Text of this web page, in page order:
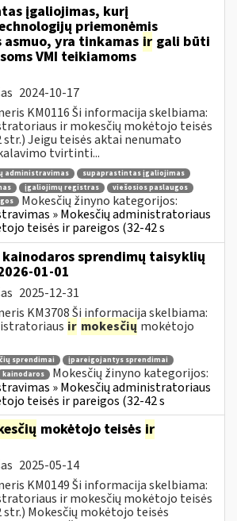
įgaliojimas, kurį
priemonėmis
yra tinkamas ir gali būti
VMI teikiamoms
2024-10-17
KM0116 Ši informacija skelbiama:
ir mokesčių mokėtojo teisės
str.) Jeigu teisės aktai nenumato
tvirtinti...
administravimas
supaprastintas įgaliojimas
įgaliojimų registras
viešosios paslaugos
Mokesčių žinyno kategorijos:
» Mokesčių administratoriaus
teisės ir pareigos (32-42 s
sprendimų taisyklių
01-01
2025-12-31
KM3708 Ši informacija skelbiama:
ir mokesčių mokėtojo
sprendimai
įpareigojantys sprendimai
kainodaros
Mokesčių žinyno kategorijos:
» Mokesčių administratoriaus
teisės ir pareigos (32-42 s
mokėtojo teisės ir
2025-05-14
KM0149 Ši informacija skelbiama:
ir mokesčių mokėtojo teisės
str.) Mokesčių mokėtojo teisės